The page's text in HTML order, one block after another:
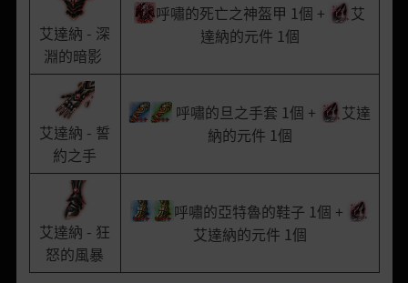
艾達納 - 深
淵的暗影
呼嘯的死亡之神盔甲 1個 +
艾
達納的元件 1個
艾達納 - 誓
約之手
呼嘯的旦之手套 1個 +
艾達
納的元件 1個
艾達納 - 狂
怒的風暴
呼嘯的亞特魯的鞋子 1個 +
艾達納的元件 1個